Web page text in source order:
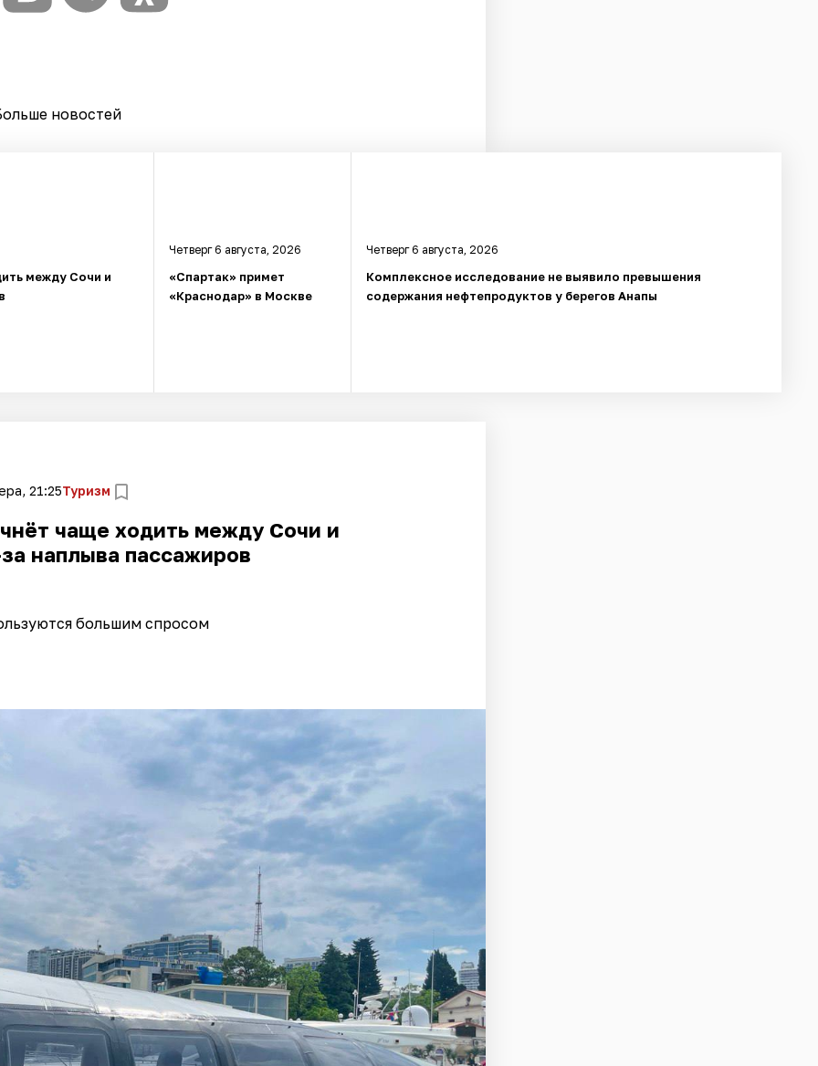
новостей
между Сочи и
Четверг 6 августа, 2026
«Спартак» примет
«Краснодар» в Москве
Четверг 6 августа, 2026
Комплексное исследование не выявило превышения
содержания нефтепродуктов у берегов Анапы
21:25Туризм
чаще ходить между Сочи и
наплыва пассажиров
большим спросом